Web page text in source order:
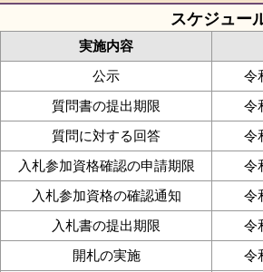
スケジュー
実施内容
公示
令
質問書の提出期限
令
質問に対する回答
令
入札参加資格確認の申請期限
令
入札参加資格の確認通知
令
入札書の提出期限
令
開札の実施
令